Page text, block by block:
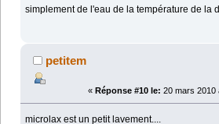
simplement de l'eau de la température de la
petitem
« Réponse #10 le: 20 mars 2010
microlax est un petit lavement....